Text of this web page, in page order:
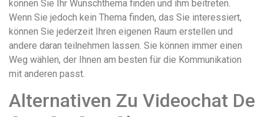
können Sie Ihr Wunschthema finden und ihm beitreten.
Wenn Sie jedoch kein Thema finden, das Sie interessiert,
können Sie jederzeit Ihren eigenen Raum erstellen und
andere daran teilnehmen lassen. Sie können immer einen
Weg wählen, der Ihnen am besten für die Kommunikation
mit anderen passt.
Alternativen Zu Videochat De